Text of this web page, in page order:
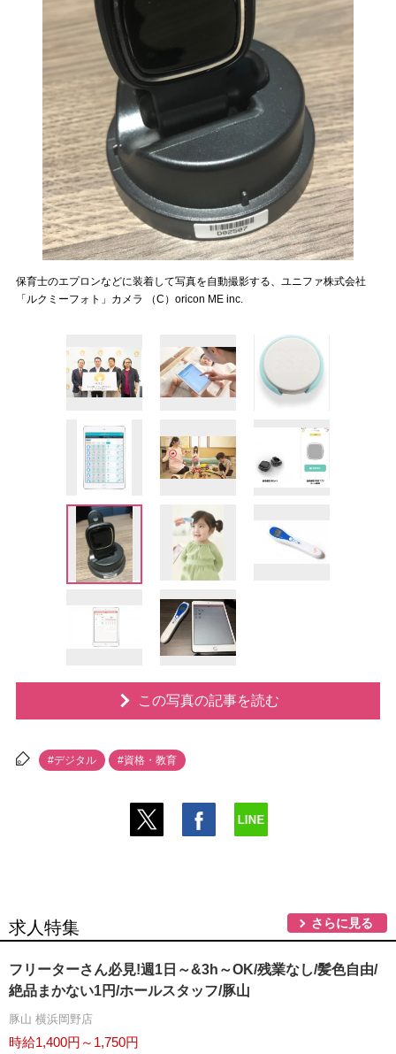
保育士のエプロンなどに装着して写真を自動撮影する、ユニファ株式会社
「ルクミーフォト」カメラ （C）oricon ME inc.
この写真の記事を読む
#デジタル #資格・教育
求人特集 さらに見る
フリーターさん必見!週1日～&3h～OK/残業なし/髪色自由/
絶品まかない1円/ホールスタッフ/豚山
豚山 横浜岡野店
時給1,400円～1,750円